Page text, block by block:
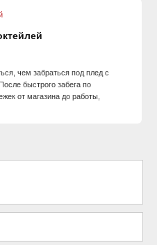
чем забраться под плед с
быстрого забега по
от магазина до работы,